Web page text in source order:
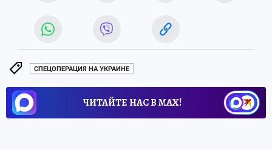
СПЕЦОПЕРАЦИЯ НА УКРАИНЕ
ЧИТАЙТЕ НАС В МАХ!